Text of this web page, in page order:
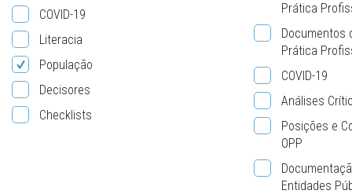
COVID-19
Literacia
População
Decisores
Checklists
Prática
Documentos
Prática
COVID-19
Análises
Posições e
OPP
Entidades